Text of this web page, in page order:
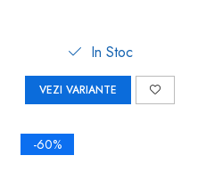
In Stoc
VEZI VARIANTE
-60%